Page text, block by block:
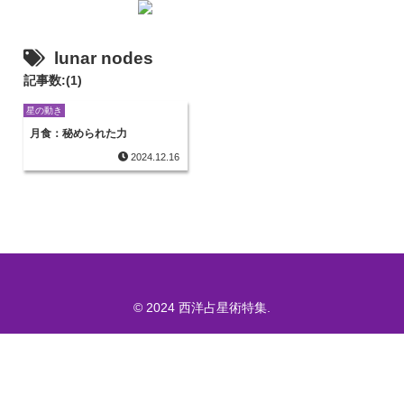
lunar nodes
記事数:(1)
星の動き
月食：秘められた力
2024.12.16
© 2024 西洋占星術特集.